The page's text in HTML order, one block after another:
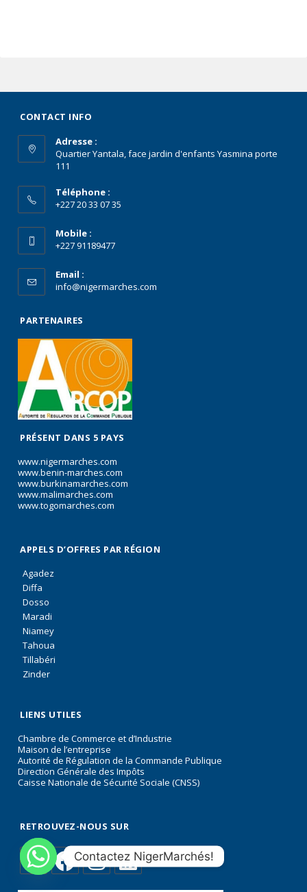
CONTACT INFO
Adresse :
Quartier Yantala, face jardin d'enfants Yasmina porte
111
Téléphone :
+227 20 33 07 35
Mobile :
+227 91189477
Email :
info@nigermarches.com
PARTENAIRES
PRÉSENT DANS 5 PAYS
www.nigermarches.com
www.benin-marches.com
www.burkinamarches.com
www.malimarches.com
www.togomarches.com
APPELS D’OFFRES PAR RÉGION
Agadez
Diffa
Dosso
Maradi
Niamey
Tahoua
Tillabéri
Zinder
LIENS UTILES
Chambre de Commerce et d’Industrie
Maison de l’entreprise
Autorité de Régulation de la Commande Publique
Direction Générale des Impôts
Caisse Nationale de Sécurité Sociale (CNSS)
RETROUVEZ-NOUS SUR
Contactez NigerMarchés!